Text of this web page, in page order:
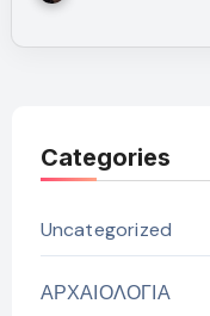
Categories
Uncategorized
ΑΡΧΑΙΟΛΟΓΙΑ